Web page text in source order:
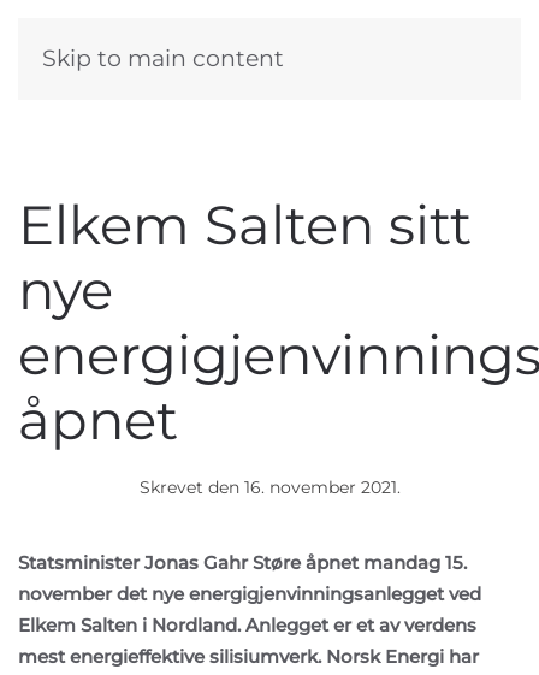
Skip to main content
Elkem Salten sitt
nye
åpnet
Skrevet den 16. november 2021.
Statsminister Jonas Gahr Støre åpnet mandag 15.
november det nye energigjenvinningsanlegget ved
Elkem Salten i Nordland. Anlegget er et av verdens
mest energieffektive silisiumverk. Norsk Energi har